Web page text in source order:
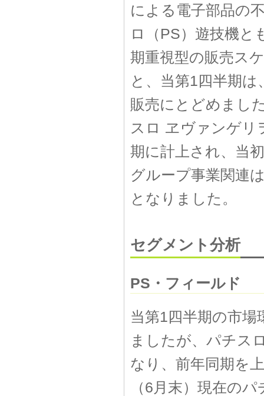
による電子部品の
ロ（PS）遊技機と
期重視型の販売ス
と、当第1四半期
販売にとどめまし
スロ ヱヴァンゲリ
期に計上され、当
グループ事業関連
となりました。
セグメント分析
PS・フィールド
当第1四半期の市
ましたが、パチス
なり、前年同期を
（6月末）現在の